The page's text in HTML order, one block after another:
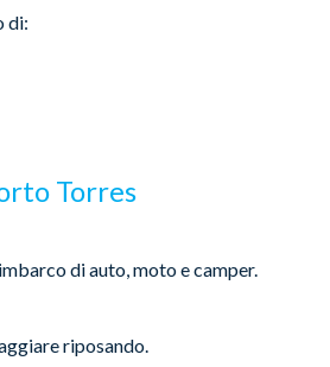
di:
Torres
di auto, moto e camper.
riposando.